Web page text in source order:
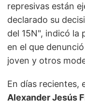
represivas están
declarado su
del 15N", indicó la
en el que
joven y otros
En días recientes,
Alexander Jesús